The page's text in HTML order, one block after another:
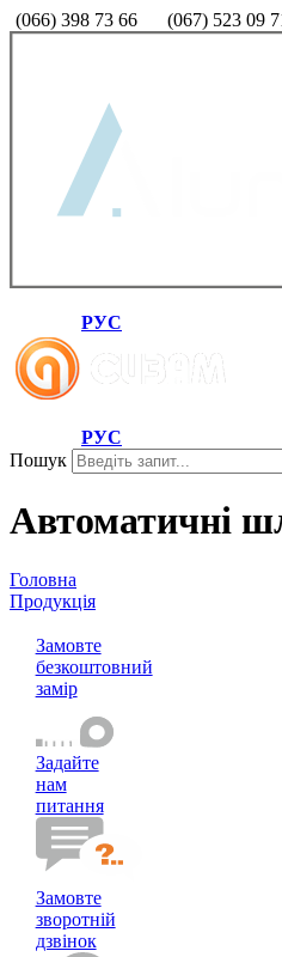
(066) 398 73 66 (067) 523 09
РУС
РУС
Пошук
Автоматичні
Головна
Продукція
Замовте
безкоштовний
замір
Задайте
нам
питання
Замовте
зворотній
дзвінок